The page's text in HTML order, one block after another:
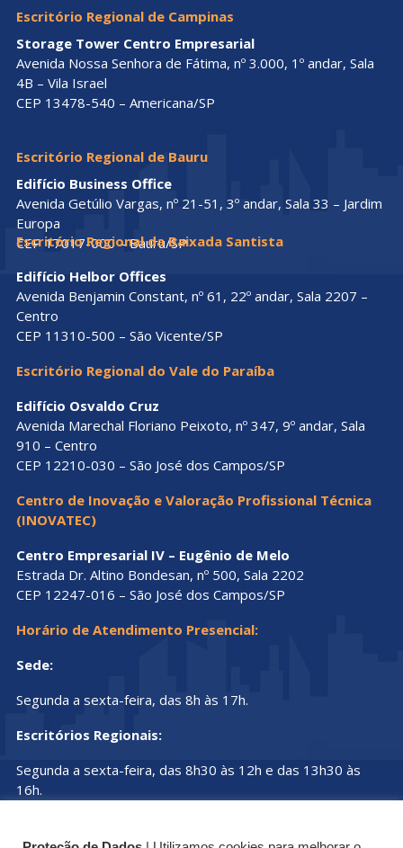
Escritório Regional de Campinas
Storage Tower Centro Empresarial
Avenida Nossa Senhora de Fátima, nº 3.000, 1º andar, Sala
4B – Vila Israel
CEP 13478-540 – Americana/SP
Escritório Regional de Bauru
Edifício Business Office
Avenida Getúlio Vargas, nº 21-51, 3º andar, Sala 33 – Jardim
Europa
CEP 17017-000 – Bauru/SP
Escritório Regional da Baixada Santista
Edifício Helbor Offices
Avenida Benjamin Constant, nº 61, 22º andar, Sala 2207 –
Centro
CEP 11310-500 – São Vicente/SP
Escritório Regional do Vale do Paraíba
Edifício Osvaldo Cruz
Avenida Marechal Floriano Peixoto, nº 347, 9º andar, Sala
910 – Centro
CEP 12210-030 – São José dos Campos/SP
Centro de Inovação e Valoração Profissional Técnica
(INOVATEC)
Centro Empresarial IV – Eugênio de Melo
Estrada Dr. Altino Bondesan, nº 500, Sala 2202
CEP 12247-016 – São José dos Campos/SP
Horário de Atendimento Presencial:
Sede:
Segunda a sexta-feira, das 8h às 17h.
Escritórios Regionais:
Segunda a sexta-feira, das 8h30 às 12h e das 13h30 às
16h.